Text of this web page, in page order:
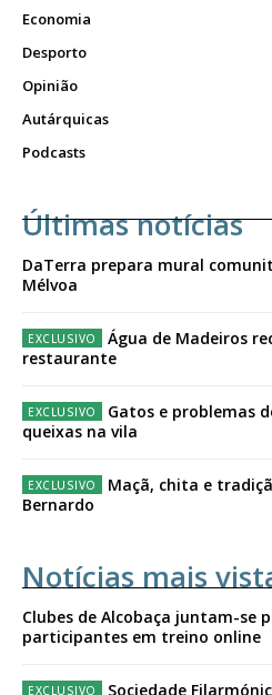
Economia
Desporto
Opinião
Autárquicas
Podcasts
Últimas notícias
DaTerra prepara mural
Mélvoa
Água de Madeiros
restaurante
Gatos e problemas
queixas na vila
Maçã, chita e
Bernardo
Notícias mais
Clubes de Alcobaça juntam-se
participantes em treino online
Sociedade